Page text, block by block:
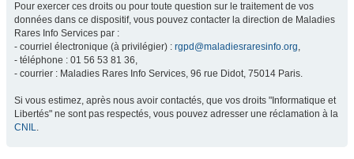
Pour exercer ces droits ou pour toute question sur le traitement de vos
données dans ce dispositif, vous pouvez contacter la direction de Maladies
Rares Info Services par :
- courriel électronique (à privilégier) : rgpd@maladiesraresinfo.org,
- téléphone : 01 56 53 81 36,
- courrier : Maladies Rares Info Services, 96 rue Didot, 75014 Paris.
Si vous estimez, après nous avoir contactés, que vos droits "Informatique et
Libertés" ne sont pas respectés, vous pouvez adresser une réclamation à la
CNIL.